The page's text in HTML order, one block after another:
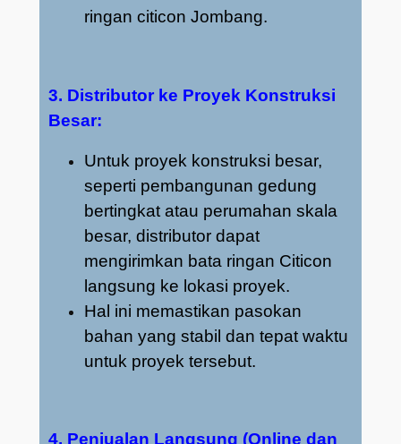
ringan citicon Jombang.
3. Distributor ke Proyek Konstruksi
Besar:
Untuk proyek konstruksi besar,
seperti pembangunan gedung
bertingkat atau perumahan skala
besar, distributor dapat
mengirimkan bata ringan Citicon
langsung ke lokasi proyek.
Hal ini memastikan pasokan
bahan yang stabil dan tepat waktu
untuk proyek tersebut.
4. Penjualan Langsung (Online dan